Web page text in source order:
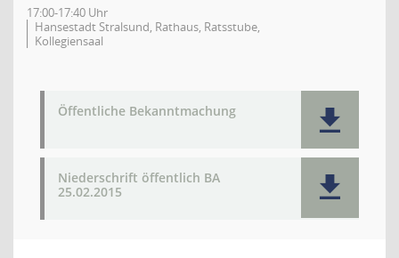
17:00-17:40 Uhr
Hansestadt Stralsund, Rathaus, Ratsstube,
Kollegiensaal
Öffentliche Bekanntmachung
Niederschrift öffentlich BA
25.02.2015